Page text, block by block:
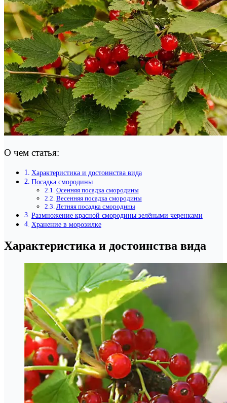
О чем статья:
Характеристика и достоинства вида
Посадка смородины
Осенняя посадка смородины
Весенняя посадка смородины
Летняя посадка смородины
Размножение красной смородины зелёными черенками
Хранение в морозилке
Характеристика и достоинства вида